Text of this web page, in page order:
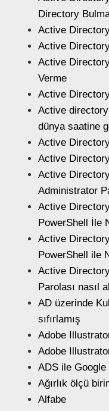
Directory
Active
Active
Active
Verme
Active
Active directory
dünya saatine
Active
Active
Active
Administrator
Active
PowerShell İle
Active
PowerShell ile
Active
Parolası nasıl
AD üzerinde
sıfırlamış
Adobe
Adobe
ADS ile
Ağırlık ölçü
Alfabe